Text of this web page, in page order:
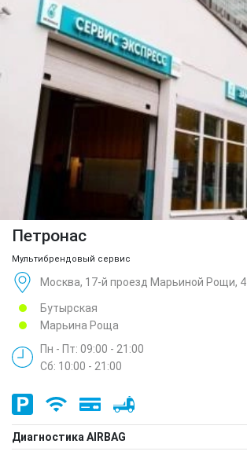
Петронас
Мультибрендовый сервис
Москва, 17-й проезд Марьиной Рощи, 4
Бутырская
Марьина Роща
Пн - Пт: 09:00 - 21:00
Сб: 10:00 - 21:00
Диагностика AIRBAG